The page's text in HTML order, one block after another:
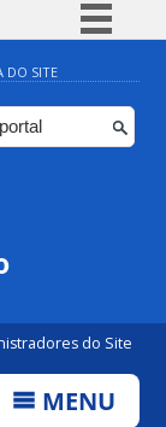
BR
DO SITE
do Site
MENU